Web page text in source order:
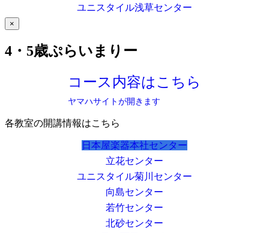
ユニスタイル浅草センター
×
4・5歳ぷらいまりー
コース内容はこちら
ヤマハサイトが開きます
各教室の開講情報はこちら
日本屋楽器本社センター
立花センター
ユニスタイル菊川センター
向島センター
若竹センター
北砂センター